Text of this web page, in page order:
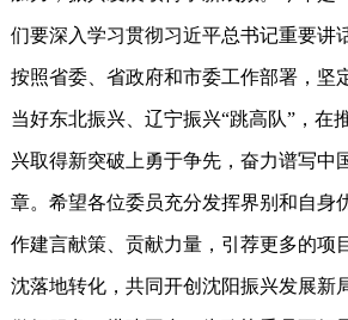
们要深入学习贯彻习近平总书记重要讲
按照省委、省政府和市委工作部署，坚
当好东北振兴、辽宁振兴“跳高队”，在
兴取得新突破上勇于争先，奋力谱写中
章。希望各位委员充分发挥界别和自身
作建言献策、贡献力量，引荐更多的项
沈落地转化，共同开创沈阳振兴发展新